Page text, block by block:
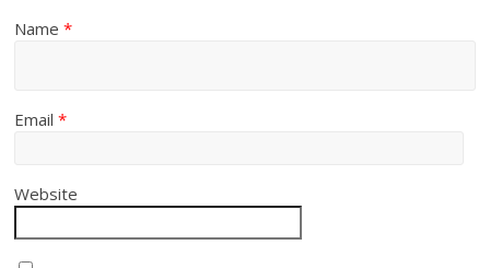
Name*
Email*
Website